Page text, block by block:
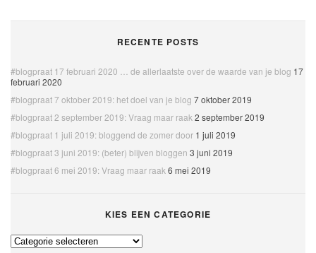
RECENTE POSTS
#blogpraat 17 februari 2020 … de allerlaatste over de waarde van je blog 17
februari 2020
#blogpraat 7 oktober 2019: het doel van je blog 7 oktober 2019
#blogpraat 2 september 2019: Vraag maar raak 2 september 2019
#blogpraat 1 juli 2019: bloggend de zomer door 1 juli 2019
#blogpraat 3 juni 2019: (beter) blijven bloggen 3 juni 2019
#blogpraat 6 mei 2019: Vraag maar raak 6 mei 2019
KIES EEN CATEGORIE
Kies